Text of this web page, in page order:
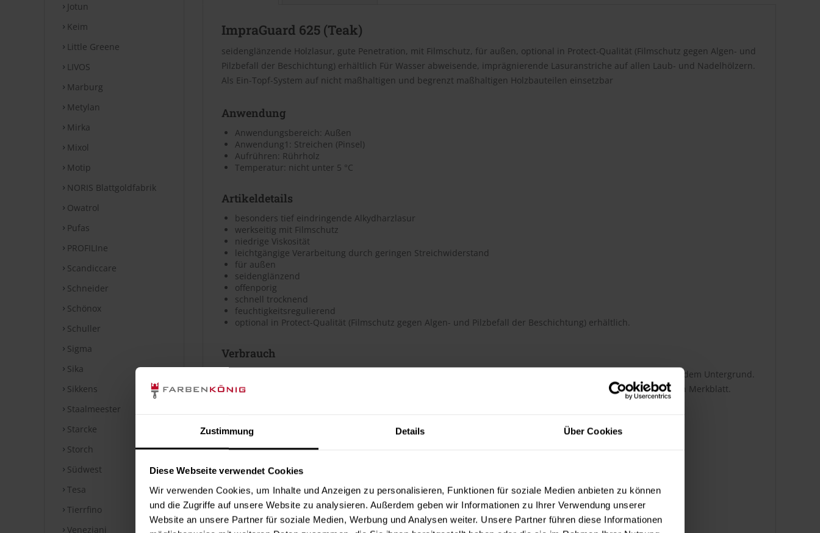
Zustimmung Details Über Cookies
Diese Webseite verwendet Cookies
Wir verwenden Cookies, um Inhalte und Anzeigen zu personalisieren, Funktionen für soziale Medien anbieten zu können
und die Zugriffe auf unsere Website zu analysieren. Außerdem geben wir Informationen zu Ihrer Verwendung unserer
Website an unsere Partner für soziale Medien, Werbung und Analysen weiter. Unsere Partner führen diese Informationen
Jotun
Keim
Little Greene
LIVOS
Marburg
Metylan
Mirka
Mixol
Motip
NORIS Blattgoldfabrik
Owatrol
Pufas
PROFILIne
Scandiccare
Schneider
Schönox
Schuller
Sigma
Sika
Sikkens
Staalmeester
Starcke
Storch
Südwest
Tesa
Tierrfino
Veneziani
ImpraGuard 625 (Teak)
seidenglänzende Holzlasur, gute Penetration, mit Filmschutz, für außen, optional in Protect-Qualität (Filmschutz gegen Algen- und
Pilzbefall der Beschichtung) erhältlich Für Wasser abweisende, imprägnierende Lasuranstriche auf allen Laub- und Nadelhölzern.
Als Ein-Topf-System auf nicht maßhaltigen und begrenzt maßhaltigen Holzbauteilen einsetzbar
Anwendung
Anwendungsbereich: Außen
Anwendung1: Streichen (Pinsel)
Aufrühren: Rührholz
Temperatur: nicht unter 5 °C
Artikeldetails
besonders tief eindringende Alkydharzlasur
werkseitig mit Filmschutz
niedrige Viskosität
leichtgängige Verarbeitung durch geringen Streichwiderstand
für außen
seidenglänzend
offenporig
schnell trocknend
feuchtigkeitsregulierend
optional in Protect-Qualität (Filmschutz gegen Algen- und Pilzbefall der Beschichtung) erhältlich.
Verbrauch
Die Reichweite beträgt laut Hersteller ca. 17 m²/Liter. Der Verbrauch ist dabei abhängig von der Auftragsart und dem Untergrund.
Bei diesen Verbrauchszahlen handelt es sich um Richtwerte. Weitere Infos entnehmen Sie bitte dem technischen Merkblatt.
Sicherheitsdatenblätter
⤓Sicherheitsdatenblatt A (PDF)
⤓Sicherheitsdatenblatt B (PDF)
Technische Merkblätter